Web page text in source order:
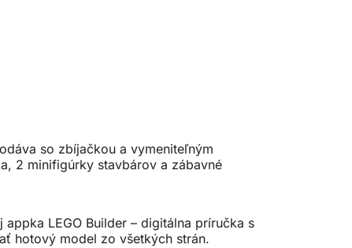
so zbíjačkou a vymeniteľným
2 minifigúrky stavbárov a zábavné
LEGO Builder – digitálna príručka s
hotový model zo všetkých strán.